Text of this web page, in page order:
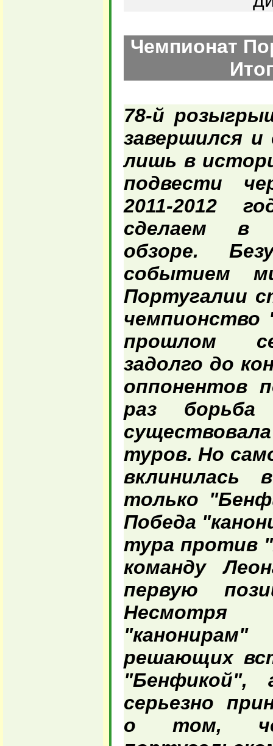
Чемпионат
78-й
завершился
лишь в
подвести
2011-2012
сделаем в
обзоре.
событием
Португалии
чемпионство
прошлом
задолго до
оппонентов
раз борьба
туров. Но
только
Победа
тура против
команду
первую
решающих
"Бенфикой",
серьезно
о том,